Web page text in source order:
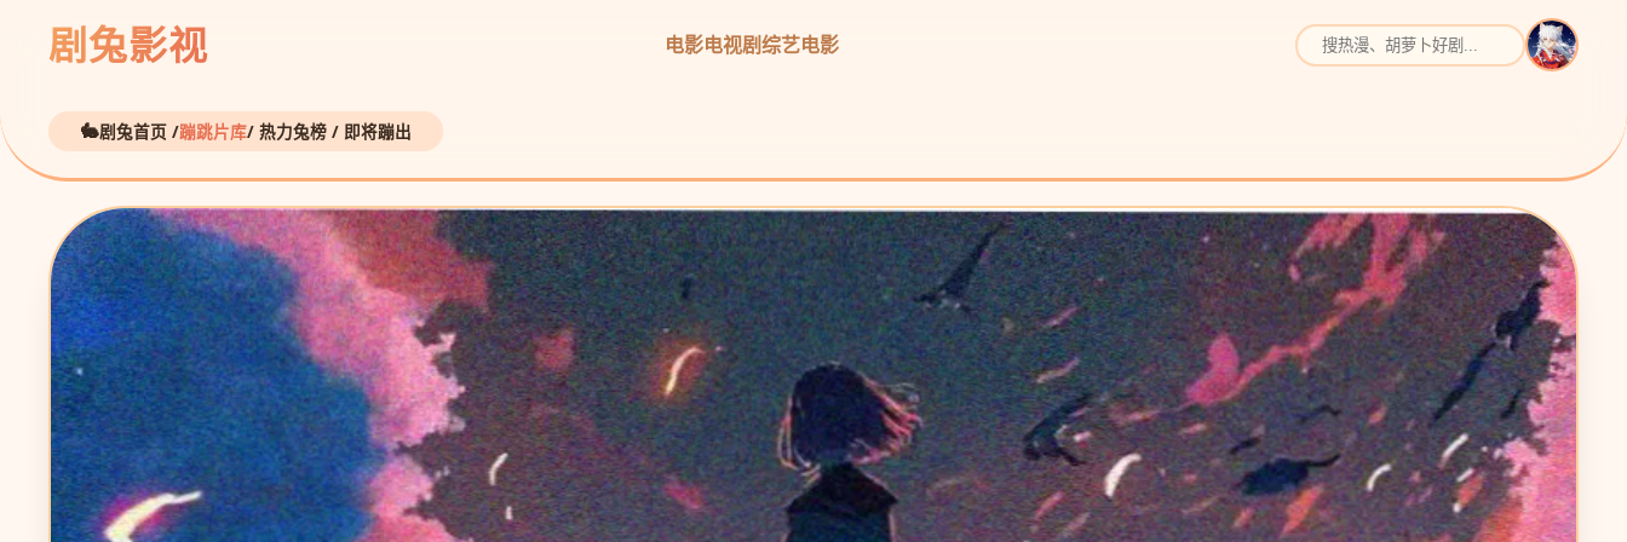
剧兔影视 电影电视剧综艺电影
剧兔首页 /蹦跳片库/ 热力兔榜 / 即将蹦出